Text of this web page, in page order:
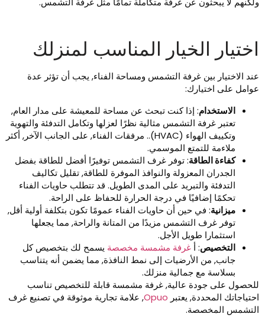
الخيار المناسب لمنزلك
الاختيار بين غرفة التشمس ومساحة الفناء, يجب أن تؤثر عدة
على اختيارك:
الاستخدام: إذا كنت تبحث عن مساحة للمعيشة على مدار العام,
تعتبر غرفة التشمس مثالية نظرًا لعزلها وتكامل التدفئة والتهوية
وتكييف الهواء (HVAC).. مرفقات الفناء, على الجانب الآخر, أكثر
ملاءمة للتمتع الموسمي.
كفاءة الطاقة: توفر غرف التشمس توفيرًا أفضل للطاقة بفضل
الجدران المعزولة والنوافذ الموفرة للطاقة, تقليل تكاليف
التدفئة والتبريد على المدى الطويل. قد تتطلب حاويات الفناء
تحكمًا إضافيًا في درجة الحرارة للحفاظ على الراحة.
ميزانية: في حين أن حاويات الفناء عمومًا تكون بتكلفة أولية أقل,
توفر غرف التشمس مزيدًا من المتانة والراحة, مما يجعلها
استثمارا طويل الأجل.
التخصيص: أغرفة مشمسة مخصصةيسمح لك بتخصيص كل
جانب, من الأرضيات إلى نمط النافذة, مما يضمن أنه يتناسب
بسلاسة مع جمالية منزلك.
على جودة عالية, غرفة مشمسة قابلة للتخصيص تناسب
المحددة, يعتبرOpuo, علامة تجارية موثوقة في تصنيع غرف
المخصصة.